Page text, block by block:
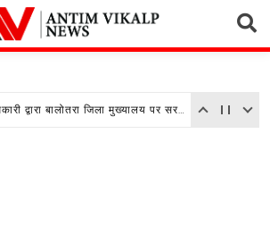
राजधानी से आए विशेषाधिकारी द्वारा बालोतरा जिला मुख्यालय पर सरकारी अस्पताल का किया औचक निरीक्षण